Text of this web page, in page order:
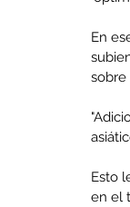
En
sobre
Esto
en el